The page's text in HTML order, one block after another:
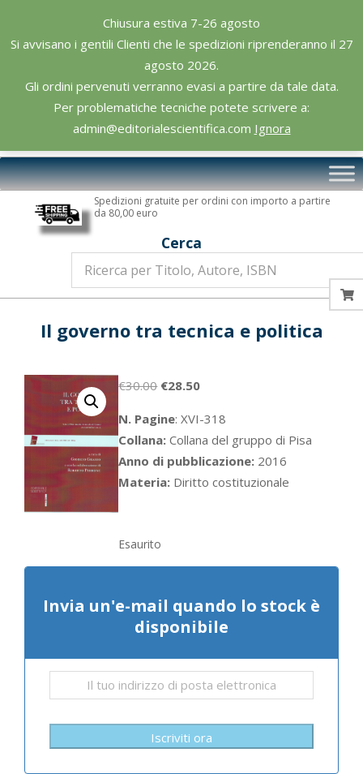
Chiusura estiva 7-26 agosto
Si avvisano i gentili Clienti che le spedizioni riprenderanno il 27
agosto 2026.
Gli ordini pervenuti verranno evasi a partire da tale data.
Per problematiche tecniche potete scrivere a:
admin@editorialescientifica.com Ignora
content
Editoriale
Scientifica
Primary
Navigation
Spedizioni gratuite per ordini con importo a partire
da 80,00 euro
Cerca
Il governo tra tecnica e politica
€30.00 Il
originale
era:
€30.00.
€28.50Il
attuale
è:
€28.50.
N. Pagine: XVI-318
Collana: Collana del gruppo di Pisa
Anno di pubblicazione: 2016
Materia: Diritto costituzionale
Esaurito
Invia un'e-mail quando lo stock è
disponibile
Iscriviti ora